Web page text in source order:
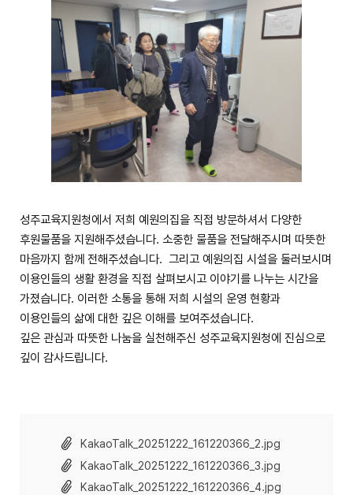
성주교육지원청에서 저희 예원의집을 직접 방문하셔서 다양한
후원물품을 지원해주셨습니다. 소중한 물품을 전달해주시며 따뜻한
마음까지 함께 전해주셨습니다. 그리고 예원의집 시설을 둘러보시며
이용인들의 생활 환경을 직접 살펴보시고 이야기를 나누는 시간을
가졌습니다. 이러한 소통을 통해 저희 시설의 운영 현황과
이용인들의 삶에 대한 깊은 이해를 보여주셨습니다.
깊은 관심과 따뜻한 나눔을 실천해주신 성주교육지원청에 진심으로
깊이 감사드립니다.
KakaoTalk_20251222_161220366_2.jpg
KakaoTalk_20251222_161220366_3.jpg
KakaoTalk_20251222_161220366_4.jpg